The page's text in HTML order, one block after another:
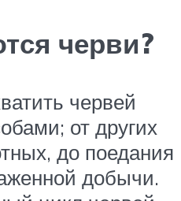
черви?
червей
от других
до поедания
добычи.